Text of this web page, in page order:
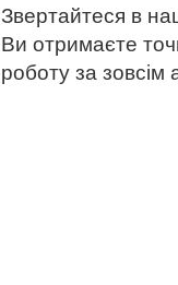
Звертайтеся в
Ви отримаєте
роботу за зовсім